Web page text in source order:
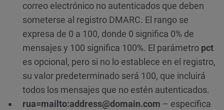
correo electrónico no autenticados que deben
someterse al registro DMARC. El rango se
expresa de 0 a 100, donde 0 significa 0% de
mensajes y 100 significa 100%. El parámetro pct
es opcional, pero si no lo establece en el registro,
su valor predeterminado será 100, que incluirá
todos los mensajes que no estén autenticados.
rua=mailto:address@domain.com – especifica